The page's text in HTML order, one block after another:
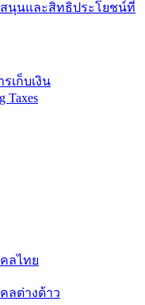
นุนและสิทธิประโยชน์ที่
เก็บเงิน
Taxes
ลไทย
ลต่างด้าว